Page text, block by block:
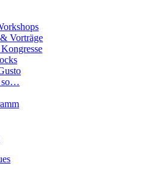
Vorträge
so…